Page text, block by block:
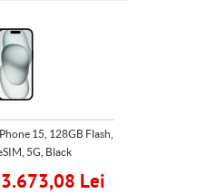
15, 128GB Flash,
5G, Black
3.673,08 Lei